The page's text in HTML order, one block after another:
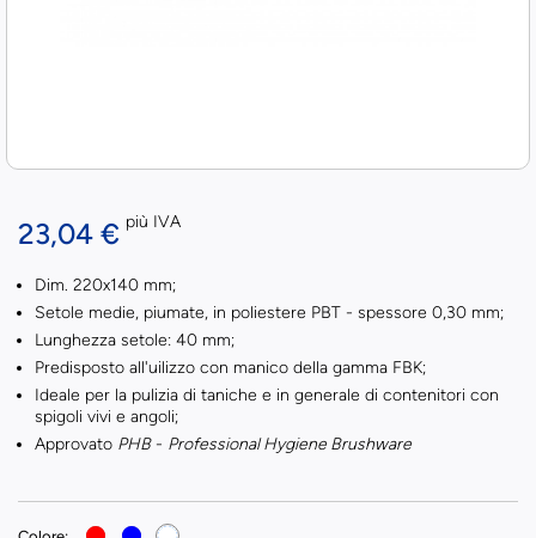
23,04 € più IVA
Dim. 220x140 mm;
Setole medie, piumate, in poliestere PBT - spessore 0,30 mm;
Lunghezza setole: 40 mm;
Predisposto all'uilizzo con manico della gamma FBK;
Ideale per la pulizia di taniche e in generale di contenitori con
spigoli vivi e angoli;
Approvato PHB- Professional Hygiene Brushware